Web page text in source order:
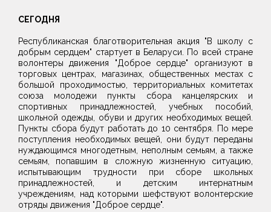
СЕГОДНЯ
Республиканская благотворительная акция "В школу с
добрым сердцем" стартует в Беларуси. По всей стране
волонтеры движения "Доброе сердце" организуют в
торговых центрах, магазинах, общественных местах с
большой проходимостью, территориальных комитетах
союза молодежи пункты сбора канцелярских и
спортивных принадлежностей, учебных пособий,
школьной одежды, обуви и других необходимых вещей.
Пункты сбора будут работать до 10 сентября. По мере
поступления необходимых вещей, они будут переданы
нуждающимся многодетным, неполным семьям, а также
семьям, попавшим в сложную жизненную ситуацию,
испытывающим трудности при сборе школьных
принадлежностей, и детским интернатным
учреждениям, над которыми шефствуют волонтерские
отряды движения "Доброе сердце".